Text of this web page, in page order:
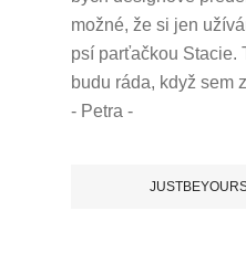
možné, že si jen
psí parťačkou Stacie.
budu ráda, když sem
- Petra -